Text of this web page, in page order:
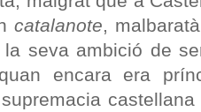
catalanote ,
seva ambició de
encara era